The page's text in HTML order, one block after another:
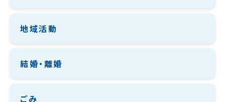
地域活動
結婚・離婚
ごみ